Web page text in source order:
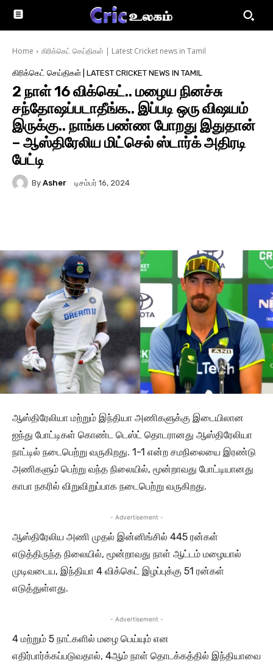
Home கிரிக்கெட் செய்திகள் | Latest Cricket news in Tamil
கிரிக்கெட் செய்திகள் | LATEST CRICKET NEWS IN TAMIL
2 நாள் 16 விக்கெட்.. மழைய நினச்சு
சந்தோஷப்படாதீங்க.. இப்படி ஒரு விஷயம்
இருக்கு.. நாங்க பண்ண போறது இதுதான்
– ஆஸ்திரேலிய மிட்செல் ஸ்டார்க் அதிரடி
பேட்டி
By Asher டிசம்பர் 16, 2024
ஆஸ்திரேலியா மற்றும் இந்தியா அணிகளுக்கு இடையிலான
ஐந்து போட்டிகள் கொண்ட டெஸ்ட் தொடரானது ஆஸ்திரேலியா
நாட்டில் நடைபெற்று வருகிறது. 1-1 என்ற சமநிலையை இரண்டு
அணிகளும் பெற்று வந்த நிலையில், மூன்றாவது போட்டியானது
காபா நகரில் விறுவிறுப்பாக நடைபெற்று வருகிறது.
- Advertisement -
ஆஸ்திரேலிய அணி முதல் இன்னிங்சில் 445 ரன்கள்
எடுத்திருந்த நிலையில், மூன்றாவது நாள் ஆட்டம் மழையால்
முடிவடைய, இந்தியா 4 விக்கெட் இழப்புக்கு 51 ரன்கள்
எடுத்துள்ளது.
- Advertisement -
4 மற்றும் 5 நாட்களில் மழை பெய்யும் என
எதிர்பார்க்கப்படுவதால், 4ஆம் நாள் தொடக்கத்தில் இந்தியாவை